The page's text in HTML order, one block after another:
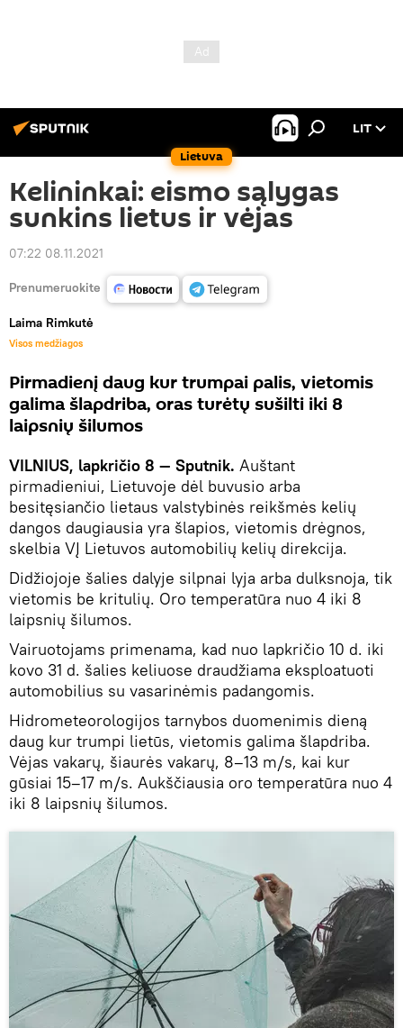
Lietuva
LIT
Kelininkai: eismo sąlygas
sunkins lietus ir vėjas
07:22 08.11.2021
Prenumeruokite
Laima Rimkutė
Visos medžiagos
Pirmadienį daug kur trumpai palis, vietomis
galima šlapdriba, oras turėtų sušilti iki 8
laipsnių šilumos
VILNIUS, lapkričio 8 — Sputnik. Auštant
pirmadieniui, Lietuvoje dėl buvusio arba
besitęsiančio lietaus valstybinės reikšmės kelių
dangos daugiausia yra šlapios, vietomis drėgnos,
skelbia VĮ Lietuvos automobilių kelių direkcija.
Didžiojoje šalies dalyje silpnai lyja arba dulksnoja, tik
vietomis be kritulių. Oro temperatūra nuo 4 iki 8
laipsnių šilumos.
Vairuotojams primenama, kad nuo lapkričio 10 d. iki
kovo 31 d. šalies keliuose draudžiama eksploatuoti
automobilius su vasarinėmis padangomis.
Hidrometeorologijos tarnybos duomenimis dieną
daug kur trumpi lietūs, vietomis galima šlapdriba.
Vėjas vakarų, šiaurės vakarų, 8–13 m/s, kai kur
gūsiai 15–17 m/s. Aukščiausia oro temperatūra nuo 4
iki 8 laipsnių šilumos.